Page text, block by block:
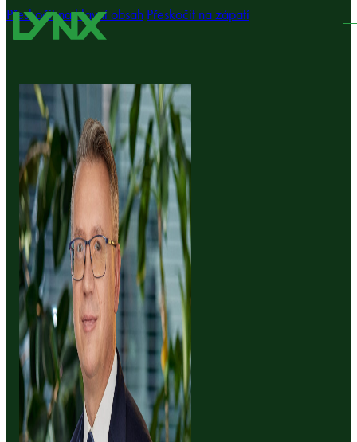
Přeskočit na hlavní obsah Přeskočit na zápatí